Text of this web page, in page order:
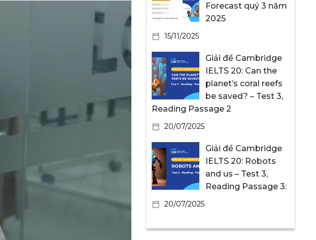
Forecast quý 3 năm
2025
15/11/2025
Giải đề Cambridge
IELTS 20: Can the
planet’s coral reefs
be saved? – Test 3,
Reading Passage 2
20/07/2025
Giải đề Cambridge
IELTS 20: Robots
and us – Test 3,
Reading Passage 3:
20/07/2025